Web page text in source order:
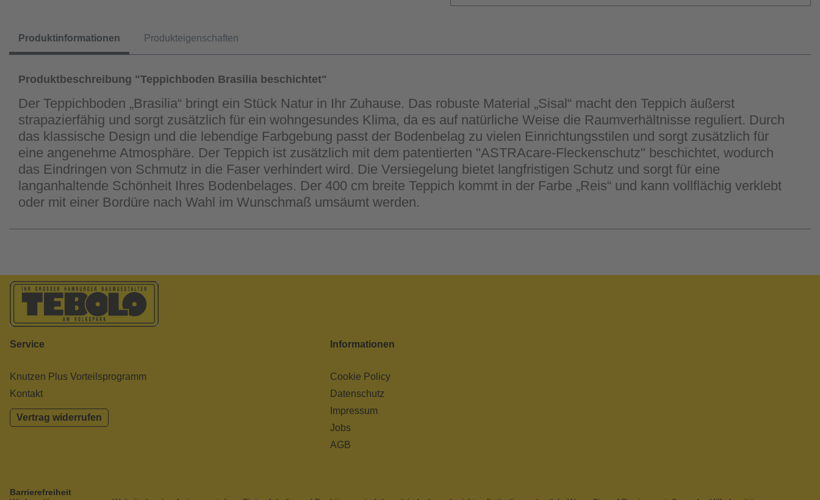
Produktinformationen Produkteigenschaften
Produktbeschreibung "Teppichboden Brasilia beschichtet"
Der Teppichboden „Brasilia“ bringt ein Stück Natur in Ihr Zuhause. Das robuste Material „Sisal“ macht den Teppich äußerst
strapazierfähig und sorgt zusätzlich für ein wohngesundes Klima, da es auf natürliche Weise die Raumverhältnisse reguliert. Durch
das klassische Design und die lebendige Farbgebung passt der Bodenbelag zu vielen Einrichtungsstilen und sorgt zusätzlich für
eine angenehme Atmosphäre. Der Teppich ist zusätzlich mit dem patentierten "ASTRAcare-Fleckenschutz" beschichtet, wodurch
das Eindringen von Schmutz in die Faser verhindert wird. Die Versiegelung bietet langfristigen Schutz und sorgt für eine
langanhaltende Schönheit Ihres Bodenbelages. Der 400 cm breite Teppich kommt in der Farbe „Reis“ und kann vollflächig verklebt
oder mit einer Bordüre nach Wahl im Wunschmaß umsäumt werden.
Service
Knutzen Plus Vorteilsprogramm
Kontakt
Vertrag widerrufen
Informationen
Cookie Policy
Datenschutz
Impressum
Jobs
AGB
Barrierefreiheit